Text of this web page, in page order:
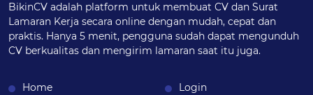
BikinCV adalah platform untuk membuat CV dan Surat
Lamaran Kerja secara online dengan mudah, cepat dan
praktis. Hanya 5 menit, pengguna sudah dapat mengunduh
CV berkualitas dan mengirim lamaran saat itu juga.
Home Login